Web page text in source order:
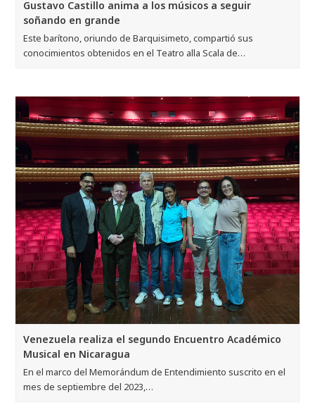
Gustavo Castillo anima a los músicos a seguir
soñando en grande
Este barítono, oriundo de Barquisimeto, compartió sus
conocimientos obtenidos en el Teatro alla Scala de…
Venezuela realiza el segundo Encuentro Académico
Musical en Nicaragua
En el marco del Memorándum de Entendimiento suscrito en el
mes de septiembre del 2023,…